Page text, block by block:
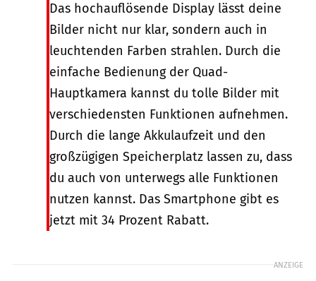
Das hochauflösende Display lässt deine
Bilder nicht nur klar, sondern auch in
leuchtenden Farben strahlen. Durch die
einfache Bedienung der Quad-
Hauptkamera kannst du tolle Bilder mit
verschiedensten Funktionen aufnehmen.
Durch die lange Akkulaufzeit und den
großzügigen Speicherplatz lassen zu, dass
du auch von unterwegs alle Funktionen
nutzen kannst. Das Smartphone gibt es
jetzt mit 34 Prozent Rabatt.
ANZEIGE